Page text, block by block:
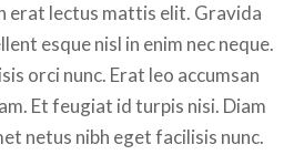
erat lectus mattis elit. Gravida
esque nisl in enim nec neque.
orci nunc. Erat leo accumsan
Et feugiat id turpis nisi. Diam
netus nibh eget facilisis nunc.